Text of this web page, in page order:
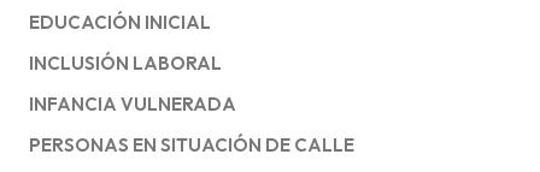
EDUCACIÓN INICIAL
INCLUSIÓN LABORAL
INFANCIA VULNERADA
PERSONAS EN SITUACIÓN DE CALLE